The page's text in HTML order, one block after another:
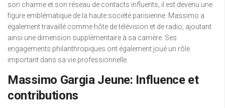
son charme et son réseau de contacts influents, il est devenu une
figure emblématique de la haute société parisienne. Massimo a
également travaillé comme hôte de télévision et de radio, ajoutant
ainsi une dimension supplémentaire à sa carrière. Ses
engagements philanthropiques ont également joué un rôle
important dans sa vie professionnelle.
Massimo Gargia Jeune: Influence et
contributions